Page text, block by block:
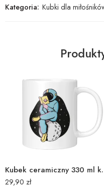
Kategoria: Kubki dla
Kubek
29,90 zł